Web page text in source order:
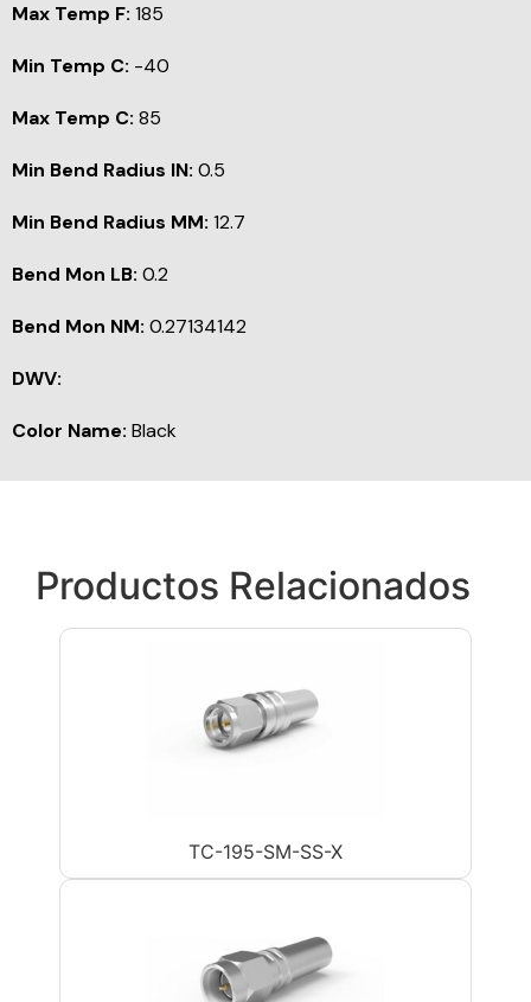
Max Temp F: 185
Min Temp C: -40
Max Temp C: 85
Min Bend Radius IN: 0.5
Min Bend Radius MM: 12.7
Bend Mon LB: 0.2
Bend Mon NM: 0.27134142
DWV:
Color Name: Black
Productos Relacionados
TC-195-SM-SS-X